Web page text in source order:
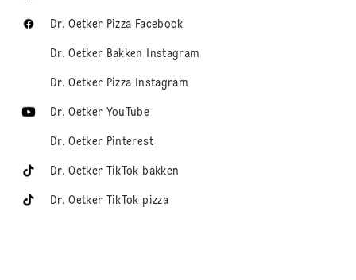
Dr. Oetker Pizza Facebook
Dr. Oetker Bakken Instagram
Dr. Oetker Pizza Instagram
Dr. Oetker YouTube
Dr. Oetker Pinterest
Dr. Oetker TikTok bakken
Dr. Oetker TikTok pizza